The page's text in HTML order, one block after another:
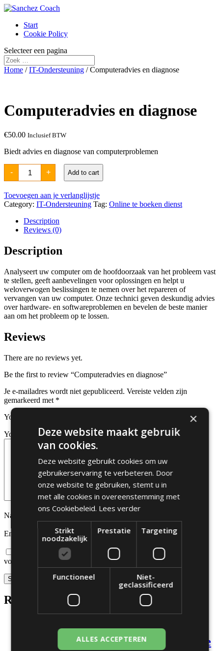
Start
Cookie Policy
Selecteer een pagina
Home /IT-Ondersteuning / Computeradvies en diagnose
Computeradvies en diagnose
€50.00 Inclusief BTW
Biedt advies en diagnose van computerproblemen
-
Computeradvies
diagnose
+ Add to cart
Toevoegen aan je verlanglijstje
Category: IT-Ondersteuning Tag: Online te boeken dienst
Description
Reviews (0)
Description
Analyseert uw computer om de hoofdoorzaak van het probleem vast
te stellen, geeft aanbevelingen voor oplossingen en helpt u
weloverwogen beslissingen te nemen over het repareren of
vervangen van uw computer. Onze technici geven deskundig advies
over hardware- en softwareproblemen en bevelen de beste manier
aan om het probleem op te lossen.
Reviews
There are no reviews yet.
Be the first to review “Computeradvies en diagnose”
Je e-mailadres wordt niet gepubliceerd. Vereiste velden zijn
gemarkeerd met *
Your rating
Your review*
Name
Email
Mijn naam, e-mail en site opslaan in deze browser voor de
volgende keer wanneer ik een reactie plaats.
Related products
Installatie en upgrades van hardware
×
Deze website maakt gebruik
van cookies.
Deze website gebruikt cookies om uw
gebruikerservaring te verbeteren. Door
onze website te gebruiken, stemt u in
met alle cookies in overeenstemming met
ons Cookiebeleid. Lees verder
Strikt
noodzakelijk
Prestatie Targeting
Functioneel
Niet-
geclassificeerd
ALLES ACCEPTEREN